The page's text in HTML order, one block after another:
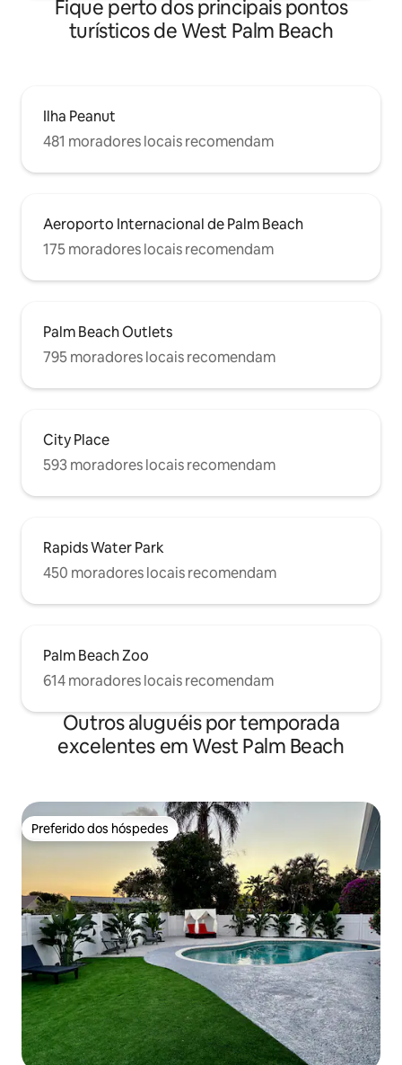
Fique perto dos principais pontos
turísticos de West Palm Beach
Ilha Peanut
481 moradores locais recomendam
Aeroporto Internacional de Palm Beach
175 moradores locais recomendam
Palm Beach Outlets
795 moradores locais recomendam
City Place
593 moradores locais recomendam
Rapids Water Park
450 moradores locais recomendam
Palm Beach Zoo
614 moradores locais recomendam
Outros aluguéis por temporada
excelentes em West Palm Beach
Preferido dos hóspedes
Preferido dos hóspedes